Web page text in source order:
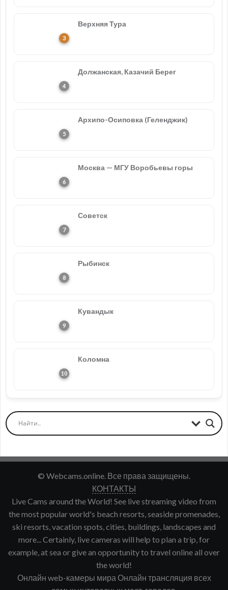
Верхняя Тура
Должанская, Казачий Берег
Архипо-Осиповка (Геленджик)
Москва — МГУ Воробьевы горы
Советск
Рыбинск
Кувандык
Коломна
© Webcams.online. Все права защищены.
КОНТАКТЫ
Live Cams around the World! See live streaming video from
the most popular world's beach resorts, seaside promenades,
ski resorts, vacation spots, cities, buildings, landscapes and
more... Certainly, live cameras will help to plan a trip, for
example, at sea or give an opportunity to travel online all over
the world!
Онлайн web-камеры мира Онлайн трансляция всех